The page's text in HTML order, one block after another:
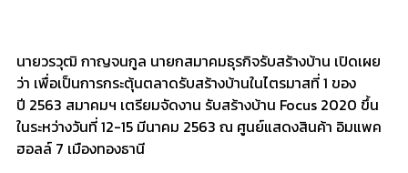
นายวรวุฒิ กาญจนกูล นายกสมาคมธุรกิจรับสร้างบ้าน เปิดเผย
ว่า เพื่อเป็นการกระตุ้นตลาดรับสร้างบ้านในไตรมาสที่ 1 ของ
ปี 2563 สมาคมฯ เตรียมจัดงาน รับสร้างบ้าน Focus 2020 ขึ้น
ในระหว่างวันที่ 12-15 มีนาคม 2563 ณ ศูนย์แสดงสินค้า อิมแพค
ฮอลล์ 7 เมืองทองธานี